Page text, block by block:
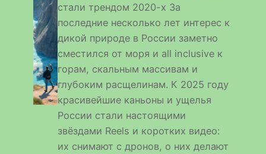
стали трендом 2020-х За
последние несколько лет интерес к
дикой природе в России заметно
сместился от моря и all inclusive к
горам, скальным массивам и
глубоким расщелинам. К 2025 году
красивейшие каньоны и ущелья
России стали настоящими
звёздами Reels и коротких видео:
их снимают с дронов, о них делают